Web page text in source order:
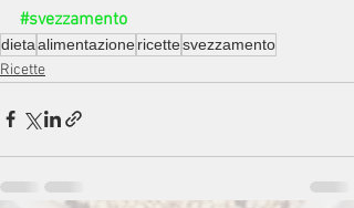
#svezzamento
dietaalimentazionericettesvezzamento
Ricette